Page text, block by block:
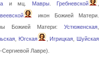
и мц. Мавры. Гребневской
икон Божией Матери.
Божией Матери:Устюженская
Югская Игрицкая
Шуйская
Лавре).